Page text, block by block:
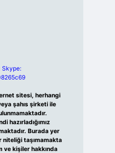
Skype:
sitesi, herhangi
şahıs şirketi ile
hazırladığımız
Burada yer
niteliği taşımamakta
ve kişiler hakkında